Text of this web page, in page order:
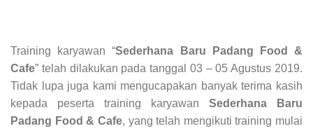
Training karyawan “Sederhana Baru Padang Food &
Cafe” telah dilakukan pada tanggal 03 – 05 Agustus 2019.
Tidak lupa juga kami mengucapakan banyak terima kasih
kepada peserta training karyawan Sederhana Baru
Padang Food & Cafe, yang telah mengikuti training mulai